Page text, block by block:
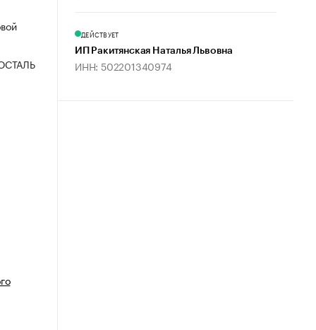
ДЕЙСТВУЕТ
ИП Ракитянская Наталья Львовна
ИНН: 502201340974